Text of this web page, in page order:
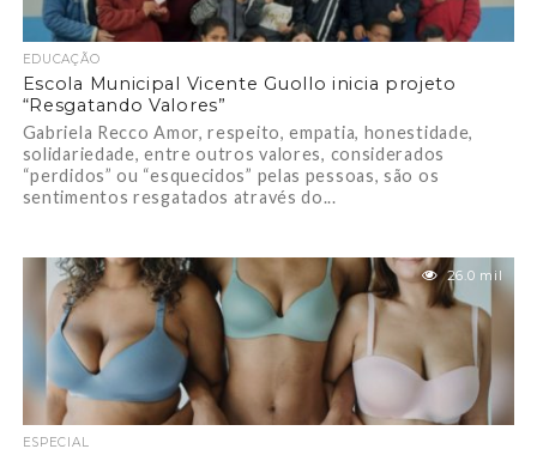
EDUCAÇÃO
Escola Municipal Vicente Guollo inicia projeto
“Resgatando Valores”
Gabriela Recco Amor, respeito, empatia, honestidade,
solidariedade, entre outros valores, considerados
“perdidos” ou “esquecidos” pelas pessoas, são os
sentimentos resgatados através do...
26.0 mil
ESPECIAL